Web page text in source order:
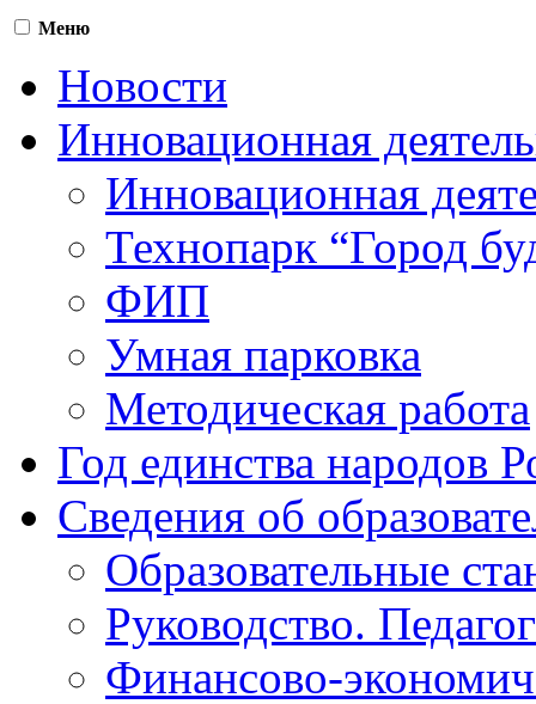
Меню
Новости
Инновационная
Инновационная
Технопарк “Город
ФИП
Умная парковка
Методическая работа
Год единства народов
Сведения об
Образовательные
Руководство.
Финансово-